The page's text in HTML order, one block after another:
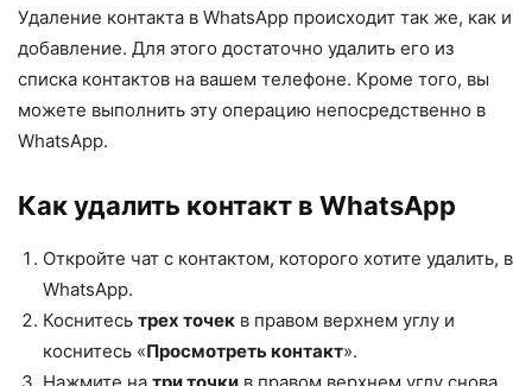
Удаление контакта в WhatsApp происходит так же, как и
добавление. Для этого достаточно удалить его из
списка контактов на вашем телефоне. Кроме того, вы
можете выполнить эту операцию непосредственно в
WhatsApp.
Как удалить контакт в WhatsApp
Откройте чат с контактом, которого хотите удалить, в
WhatsApp.
Коснитесь трех точек в правом верхнем углу и
коснитесь «Просмотреть контакт».